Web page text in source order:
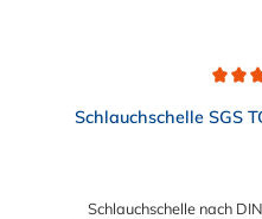
Schlauchschelle nach